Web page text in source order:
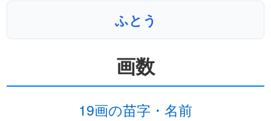
ふとう
画数
19画の苗字・名前